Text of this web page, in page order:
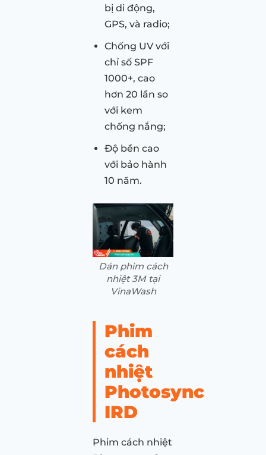
bị di động,
GPS, và radio;
Chống UV với
chỉ số SPF
1000+, cao
hơn 20 lần so
với kem
chống nắng;
Độ bền cao
với bảo hành
10 năm.
Dán phim cách
nhiệt 3M tại
VinaWash
Phim
cách
nhiệt
Photosync
IRD
Phim cách nhiệt